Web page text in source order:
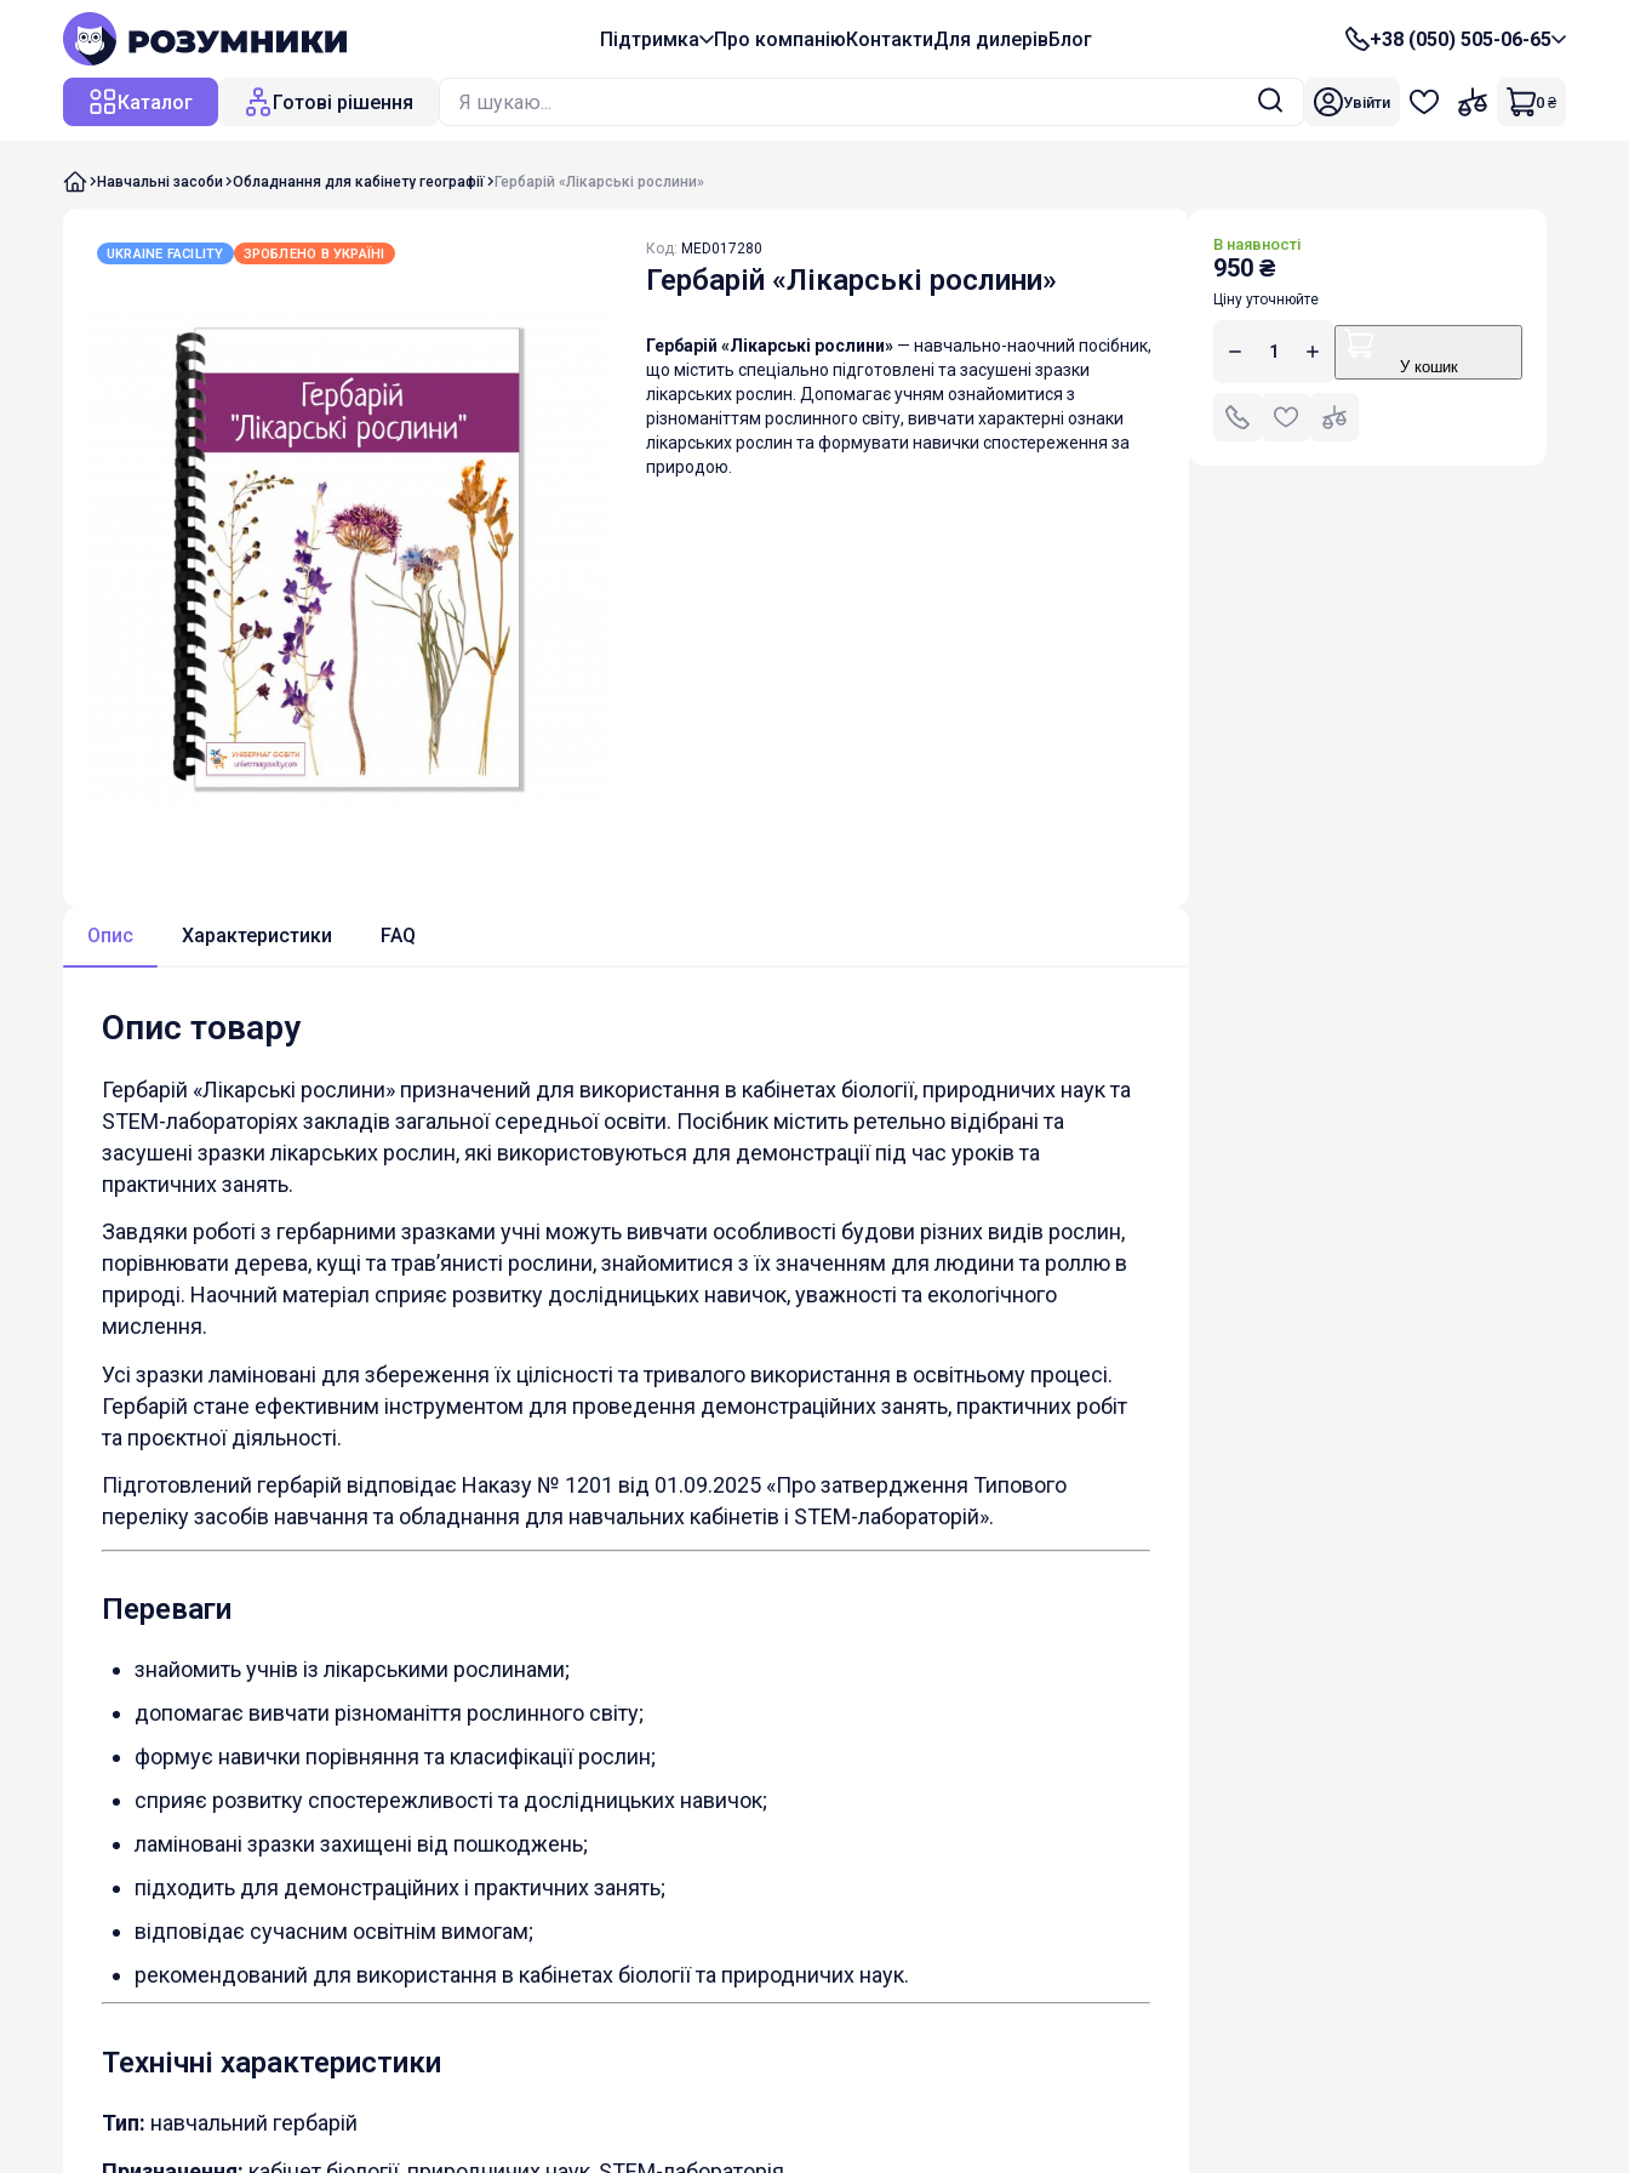
Підтримка Про компаніюКонтактиДля дилерівБлог +38 (050) 505-06-65
Каталог Готові рішення Увійти 0 ₴
Навчальні засоби Обладнання для кабінету географії Гербарій «Лікарські рослини»
UKRAINE FACILITY ЗРОБЛЕНО В УКРАЇНІ Код: MED017280
Гербарій «Лікарські рослини»
Гербарій «Лікарські рослини»— навчально-наочний посібник,
що містить спеціально підготовлені та засушені зразки
лікарських рослин. Допомагає учням ознайомитися з
різноманіттям рослинного світу, вивчати характерні ознаки
лікарських рослин та формувати навички спостереження за
природою.
В наявності
950 ₴
Ціну уточнюйте
У кошик
Опис Характеристики FAQ
Опис товару
Гербарій «Лікарські рослини» призначений для використання в кабінетах біології, природничих наук та
STEM-лабораторіях закладів загальної середньої освіти. Посібник містить ретельно відібрані та
засушені зразки лікарських рослин, які використовуються для демонстрації під час уроків та
практичних занять.
Завдяки роботі з гербарними зразками учні можуть вивчати особливості будови різних видів рослин,
порівнювати дерева, кущі та трав’янисті рослини, знайомитися з їх значенням для людини та роллю в
природі. Наочний матеріал сприяє розвитку дослідницьких навичок, уважності та екологічного
мислення.
Усі зразки ламіновані для збереження їх цілісності та тривалого використання в освітньому процесі.
Гербарій стане ефективним інструментом для проведення демонстраційних занять, практичних робіт
та проєктної діяльності.
Підготовлений гербарій відповідає Наказу № 1201 від 01.09.2025 «Про затвердження Типового
переліку засобів навчання та обладнання для навчальних кабінетів і STEM-лабораторій».
Переваги
знайомить учнів із лікарськими рослинами;
допомагає вивчати різноманіття рослинного світу;
формує навички порівняння та класифікації рослин;
сприяє розвитку спостережливості та дослідницьких навичок;
ламіновані зразки захищені від пошкоджень;
підходить для демонстраційних і практичних занять;
відповідає сучасним освітнім вимогам;
рекомендований для використання в кабінетах біології та природничих наук.
Технічні характеристики
Тип: навчальний гербарій